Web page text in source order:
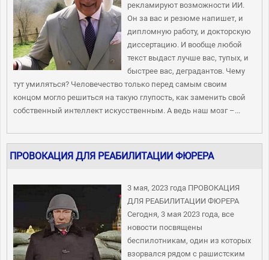
рекламируют возможности ИИ.
Он за вас и резюме напишет, и
дипломную работу, и докторскую
диссертацию. И вообще любой
текст выдаст лучше вас, тупых, и
быстрее вас, деградантов. Чему
тут умиляться? Человечество только перед самым своим
концом могло решиться на такую глупость, как заменить свой
собственный интеллект искусственным. А ведь наш мозг –...
ПРОВОКАЦИЯ ДЛЯ РЕАБИЛИТАЦИИ ФЮРЕРА
3 мая, 2023 года ПРОВОКАЦИЯ
ДЛЯ РЕАБИЛИТАЦИИ ФЮРЕРА
Сегодня, 3 мая 2023 года, все
новости посвящены
беспилотникам, один из которых
взорвался рядом с рашистским